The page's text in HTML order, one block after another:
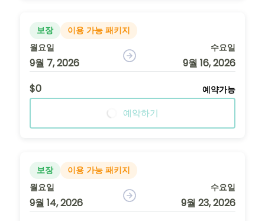
보장
이용 가능 패키지
월요일
9월 7, 2026
수요일
9월 16, 2026
$0
예약가능
예약하기
보장
이용 가능 패키지
월요일
9월 14, 2026
수요일
9월 23, 2026